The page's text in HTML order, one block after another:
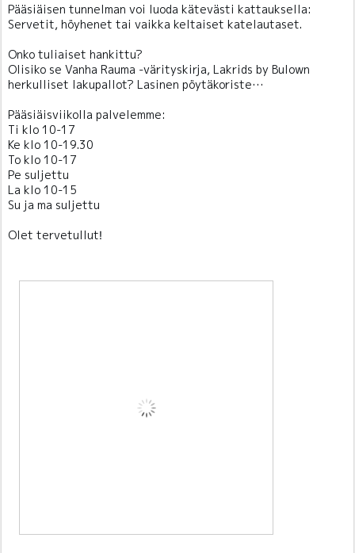
Pääsiäisen tunnelman voi luoda kätevästi kattauksella:
Servetit, höyhenet tai vaikka keltaiset katelautaset.
Onko tuliaiset hankittu?
Olisiko se Vanha Rauma -värityskirja, Lakrids by Bulown
herkulliset lakupallot? Lasinen pöytäkoriste…
Pääsiäisviikolla palvelemme:
Ti klo 10-17
Ke klo 10-19.30
To klo 10-17
Pe suljettu
La klo 10-15
Su ja ma suljettu
Olet tervetullut!